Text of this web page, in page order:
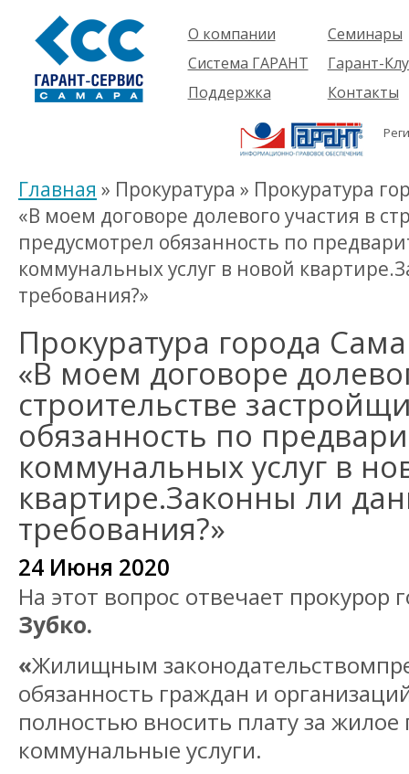
О компании
Компания
Проекты
Партнеры
Вакансии
Реквизиты
Информация
Система ГАРАНТ
О системе
решения
Комплекты
История
Поддержка
Пользователям
Будущим
пользователям
Семинары
Об услуге
семинары
Гарант-
Контакты
Главная » Прокуратура » Прокуратура
«В моем договоре долевого участия в
предусмотрел обязанность по
коммунальных услуг в новой
требования?»
Прокуратура города
«В моем договоре
строительстве
обязанность по
коммунальных услуг в
квартире.Законны ли
требования?»
24 Июня 2020
На этот вопрос отвечает прокурор
Зубко.
«Жилищным
обязанность граждан и
полностью вносить плату за
коммунальные услуги.